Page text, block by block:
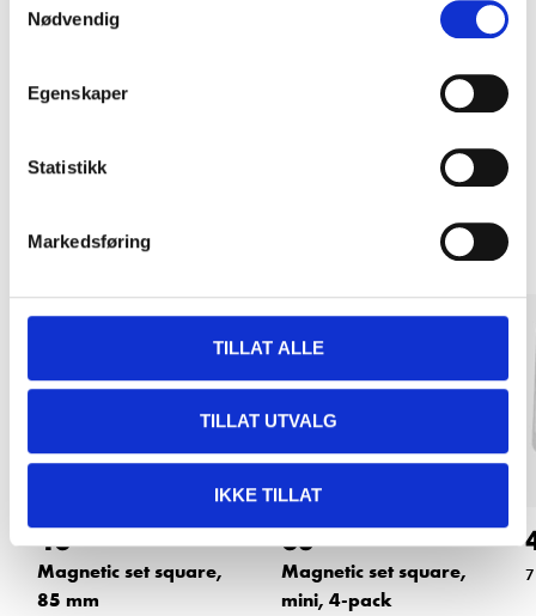
Nødvendig
Egenskaper
Statistikk
Markedsføring
TILLAT ALLE
TILLAT UTVALG
IKKE TILLAT
Other customers also bought
4690
Magnetic set square,
85 mm
6990
Magnetic set square,
mini, 4-pack